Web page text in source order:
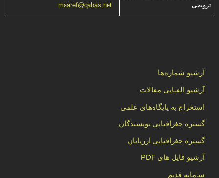
ترویجی
maaref@qabas.net
آرشیو شماره‌ها
آرشیو الفبایی مقالات
استخراج به پایگاه‌های علمی
گستره جغرافیایی نویسندگان
گستره جغرافیایی ارزیابان
آرشیو فایل های PDF
سامانه قدیم